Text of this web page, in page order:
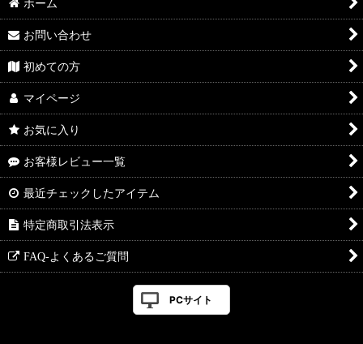
ホーム
お問い合わせ
初めての方
マイページ
お気に入り
お客様レビュー一覧
最近チェックしたアイテム
特定商取引法表示
FAQ-よくあるご質問
PCサイト